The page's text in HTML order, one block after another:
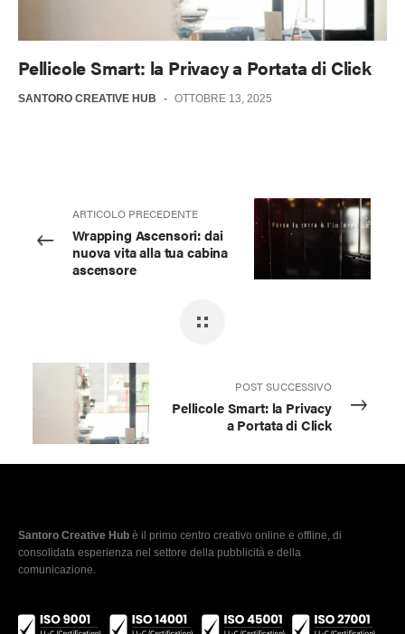
Pellicole Smart: la Privacy a Portata di Click
SANTORO CREATIVE HUB - OTTOBRE 13, 2025
ARTICOLO PRECEDENTE
Wrapping Ascensori: dai
nuova vita alla tua cabina
ascensore
POST SUCCESSIVO
Pellicole Smart: la Privacy
a Portata di Click
Santoro Creative Hub è il primo centro creativo online e offline, di
consolidata esperienza nel settore della pubblicità e della
comunicazione.